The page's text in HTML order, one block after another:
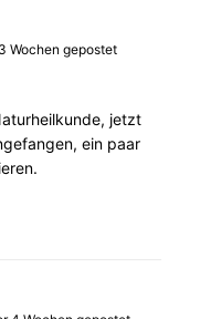
Wochen gepostet
jetzt
ein paar